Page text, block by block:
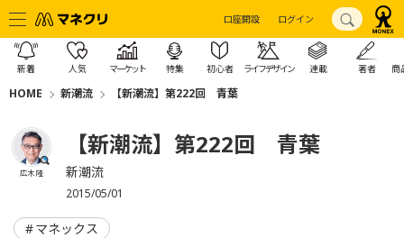
口座開設 ログイン
新着 人気 マーケット 特集 初心者 ライフデザイン 連載 著者 商
HOME 新潮流 【新潮流】第222回 青葉
広木 隆
【新潮流】第222回 青葉
新潮流
2015/05/01
マネックス